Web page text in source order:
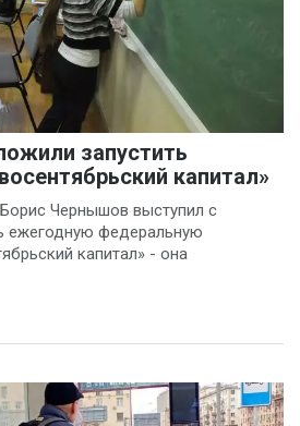
запустить
капитал»
Чернышов выступил с
ежегодную федеральную
капитал» - она